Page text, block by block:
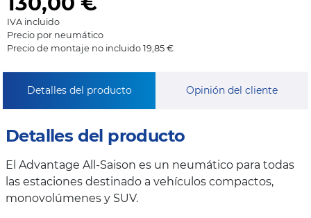
IVA incluido
Precio por neumático
Precio de montaje no incluido 19,85 €
Detalles del producto Opinión del cliente
Detalles del producto
El Advantage All-Saison es un neumático para todas
las estaciones destinado a vehículos compactos,
monovolúmenes y SUV.